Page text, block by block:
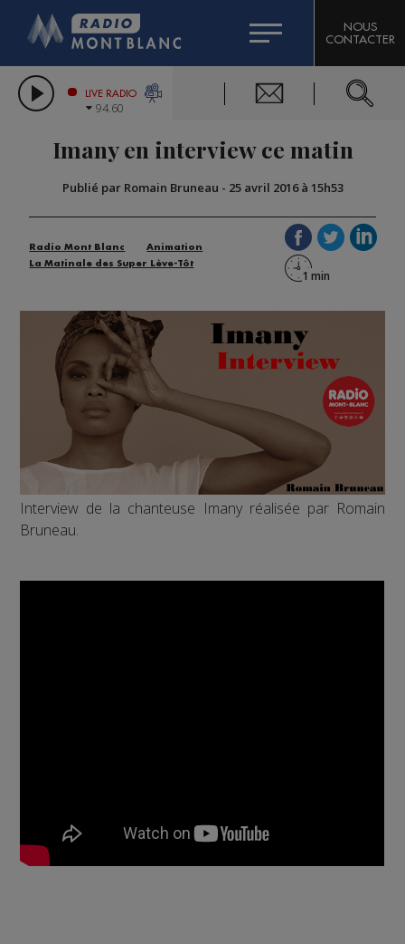
LES CHRONIQUES DE L'EXPERT
CITIZEN MACHINERY
GRAND MASSIF DOMAINES SKIABLES
BIGARD
COMPAGNIE DU MONT-BLANC
NOUS
CONTACTER
LIVE RADIO
94.60
Imany en interview ce matin
Publié par Romain Bruneau - 25 avril 2016 à 15h53
Radio Mont Blanc
Animation
La Matinale des Super Lève-Tôt
Interview de la chanteuse Imany réalisée par Romain
Bruneau.